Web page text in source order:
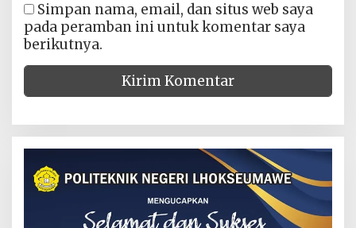
Simpan nama, email, dan situs web saya
pada peramban ini untuk komentar saya
berikutnya.